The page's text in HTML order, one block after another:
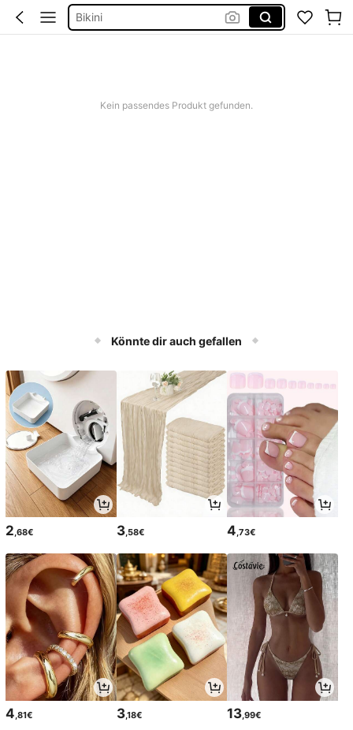
Bikini
Kein passendes Produkt gefunden.
Könnte dir auch gefallen
2 ,68€ 3,58€ 4 ,73€
4,81€ 3,18€ 13,99€